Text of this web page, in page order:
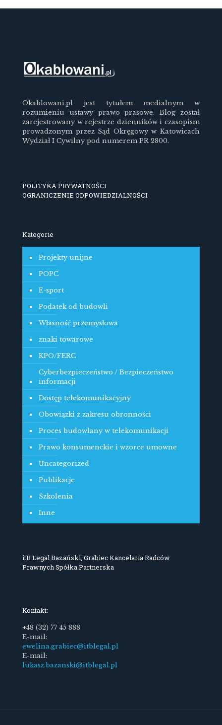
Okablowani.pl jest tytułem medialnym w
rozumieniu ustawy prawo prasowe. Blog został
zarejestrowany w rejestrze dzienników i czasopism
prowadzonym przez Sąd Okręgowy w Katowicach
Wydział I Cywilny pod numerem PR 2800.
POLITYKA PRYWATNOŚCI
OGRANICZENIE ODPOWIEDZIALNOŚCI
Kategorie
Projekty unijne
POPC
E-sport
Podatek od budowli
Własność przemysłowa
znaki towarowe
KPO/FERC
Cyberbezpieczeństwo / Bezpieczeństwo
informacji
Dostęp telekomunikacyjny
Obowiązki z zakresu obronności
Proces budowlany w telekomunikacji
Prawo konsumenckie i wzorce umowne
Uncategorized
Publikacje
Szkolenia
Inne
itB Legal Bazański, Grabiec Kancelaria Radców
Prawnych Spółka Partnerska
Kontakt:
+48 (32) 77 45 888
E-mail:
ewelina.grabiec@itblegal.pl
E-mail:
lukasz.bazanski@itblegal.pl